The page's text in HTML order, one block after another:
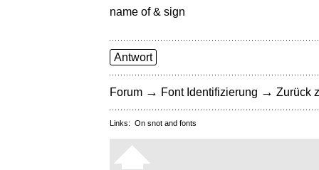
name of & sign
Antwort
Forum → Font Identifizierung → Zurück
Links: On snot and fonts